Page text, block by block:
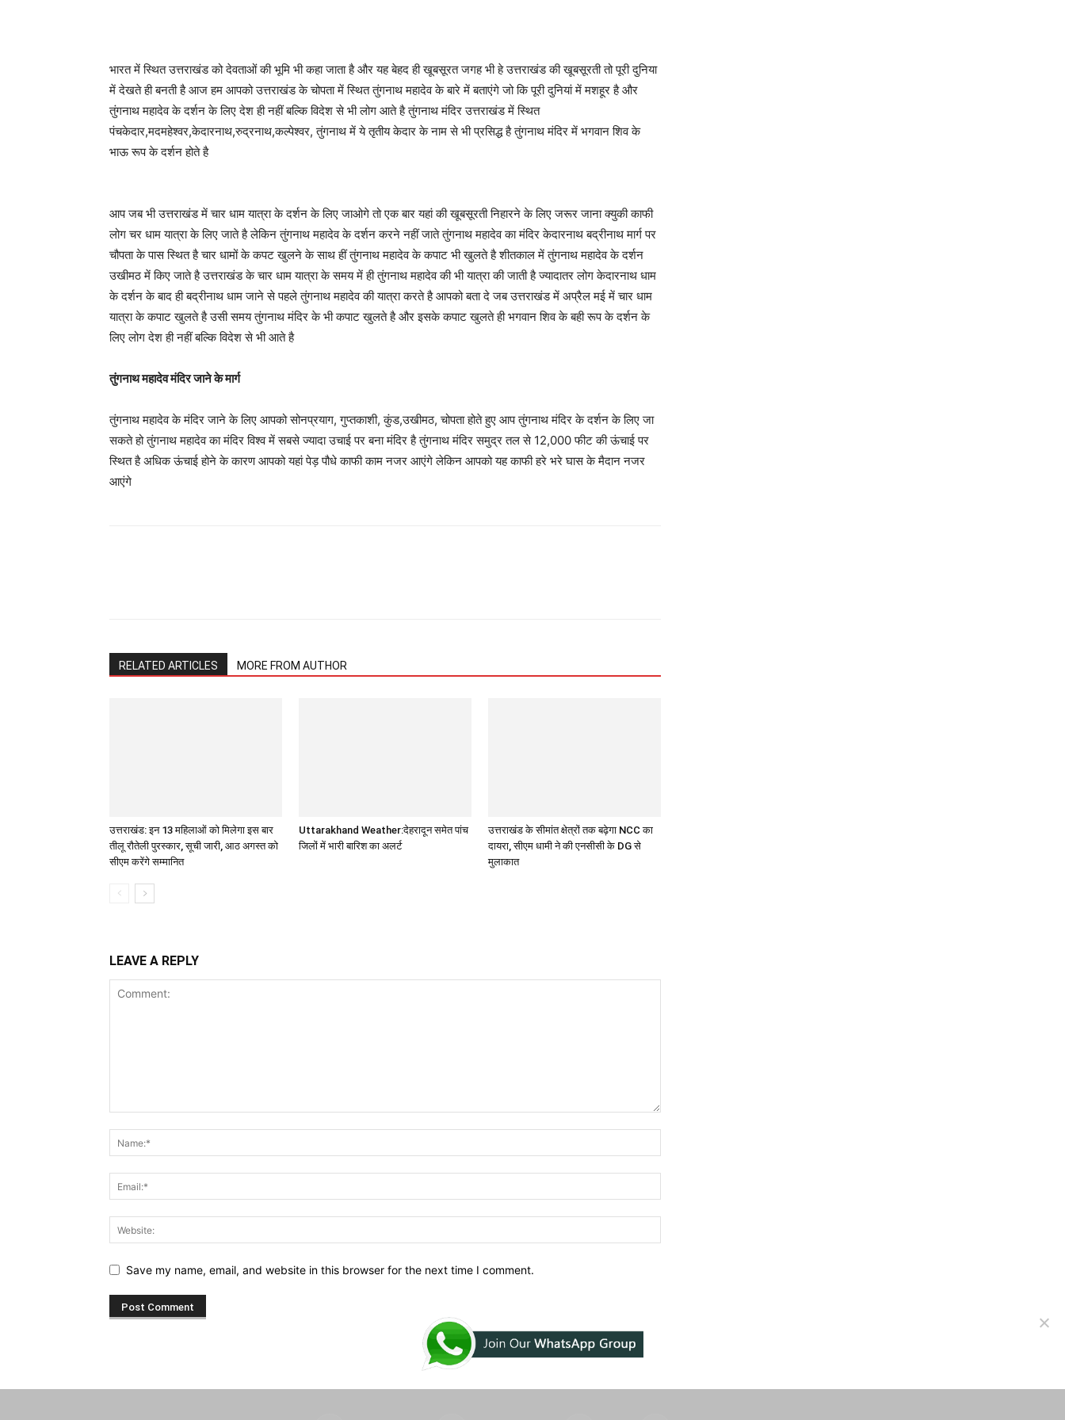
भारत में स्थित उत्तराखंड को देवताओं की भूमि भी कहा जाता है और यह बेहद ही खूबसूरत जगह भी हे उत्तराखंड की खूबसूरती तो पूरी दुनिया
में देखते ही बनती है आज हम आपको उत्तराखंड के चोपता में स्थित तुंगनाथ महादेव के बारे में बताएंगे जो कि पूरी दुनियां में मशहूर है और
तुंगनाथ महादेव के दर्शन के लिए देश ही नहीं बल्कि विदेश से भी लोग आते है तुंगनाथ मंदिर उत्तराखंड में स्थित
पंचकेदार,मदमहेश्वर,केदारनाथ,रुद्रनाथ,कल्पेश्वर, तुंगनाथ में ये तृतीय केदार के नाम से भी प्रसिद्ध है तुंगनाथ मंदिर में भगवान शिव के
भाऊ रूप के दर्शन होते है
आप जब भी उत्तराखंड में चार धाम यात्रा के दर्शन के लिए जाओगे तो एक बार यहां की खूबसूरती निहारने के लिए जरूर जाना क्युकी काफी
लोग चर धाम यात्रा के लिए जाते है लेकिन तुंगनाथ महादेव के दर्शन करने नहीं जाते तुंगनाथ महादेव का मंदिर केदारनाथ बद्रीनाथ मार्ग पर
चौपता के पास स्थित है चार धामों के कपट खुलने के साथ हीं तुंगनाथ महादेव के कपाट भी खुलते है शीतकाल में तुंगनाथ महादेव के दर्शन
उखीमठ में किए जाते है उत्तराखंड के चार धाम यात्रा के समय में ही तुंगनाथ महादेव की भी यात्रा की जाती है ज्यादातर लोग केदारनाथ धाम
के दर्शन के बाद ही बद्रीनाथ धाम जाने से पहले तुंगनाथ महादेव की यात्रा करते है आपको बता दे जब उत्तराखंड में अप्रैल मई में चार धाम
यात्रा के कपाट खुलते है उसी समय तुंगनाथ मंदिर के भी कपाट खुलते है और इसके कपाट खुलते ही भगवान शिव के बही रूप के दर्शन के
लिए लोग देश ही नहीं बल्कि विदेश से भी आते है
तुंगनाथ महादेव मंदिर जाने के मार्ग
तुंगनाथ महादेव के मंदिर जाने के लिए आपको सोनप्रयाग, गुप्तकाशी, कुंड,उखीमठ, चोपता होते हुए आप तुंगनाथ मंदिर के दर्शन के लिए जा
सकते हो तुंगनाथ महादेव का मंदिर विश्व में सबसे ज्यादा उचाई पर बना मंदिर है तुंगनाथ मंदिर समुद्र तल से 12,000 फीट की ऊंचाई पर
स्थित है अधिक ऊंचाई होने के कारण आपको यहां पेड़ पौधे काफी काम नजर आएंगे लेकिन आपको यह काफी हरे भरे घास के मैदान नजर
आएंगे
RELATED ARTICLES MORE FROM AUTHOR
उत्तराखंड: इन 13 महिलाओं को मिलेगा इस बार
तीलू रौतेली पुरस्कार, सूची जारी, आठ अगस्त को
सीएम करेंगे सम्मानित
Uttarakhand Weather:देहरादून समेत पांच
जिलों में भारी बारिश का अलर्ट
उत्तराखंड के सीमांत क्षेत्रों तक बढ़ेगा NCC का
दायरा, सीएम धामी ने की एनसीसी के DG से
मुलाकात
LEAVE A REPLY
Save my name, email, and website in this browser for the next time I comment.